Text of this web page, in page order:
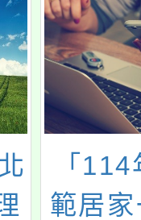
「
範居